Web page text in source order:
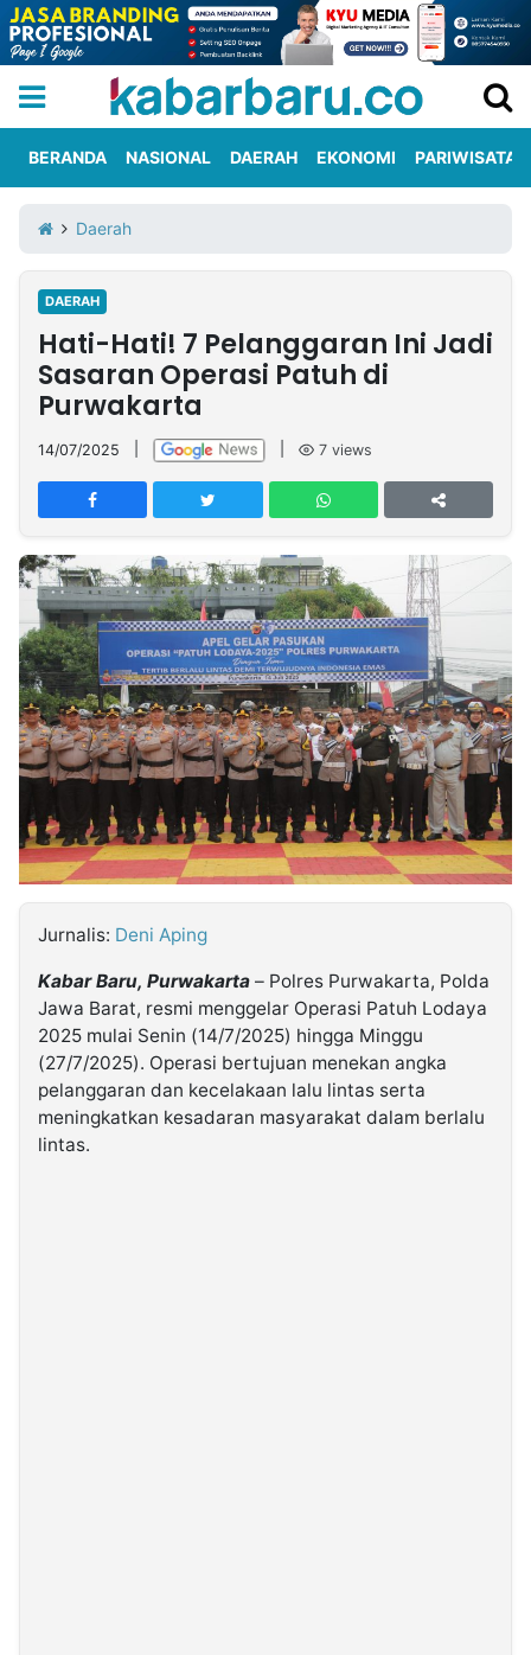
Iklan
Berita
Kami
Nasional
International
Olahraga
Entertainment
Daerah
Pariwisata
Kuliner
Kolom
Network
PT
TREETAN
INDONESIA
Partner
Insight
NTB
Suara
Time
Lens
IDN
Daily
Jogja
Jalan
Rakyat
Idealita
News
Kita
Notice
Dinamikapost.com
Radar
Baru
Seedbacklink
Kabarbaru.co
BERANDA NASIONAL DAERAH EKONOMI PARIWISATA
Daerah
DAERAH
Hati-Hati! 7 Pelanggaran Ini Jadi
Sasaran Operasi Patuh di
Purwakarta
14/07/2025 7 views
Jurnalis: Deni Aping
Kabar Baru, Purwakarta – Polres Purwakarta, Polda
Jawa Barat, resmi menggelar Operasi Patuh Lodaya
2025 mulai Senin (14/7/2025) hingga Minggu
(27/7/2025). Operasi bertujuan menekan angka
pelanggaran dan kecelakaan lalu lintas serta
meningkatkan kesadaran masyarakat dalam berlalu
lintas.